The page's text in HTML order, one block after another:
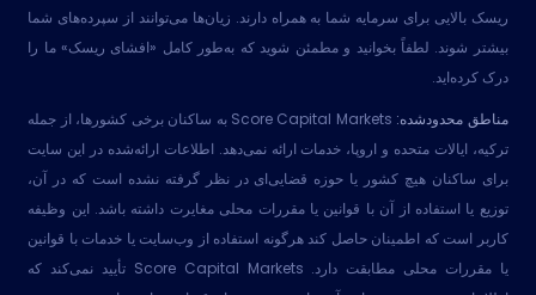
ریسک بالایی برای سرمایه شما به همراه دارند. زیان‌ها می‌توانند از سپرده‌های شما
بیشتر شوند. لطفاً بخوانید و مطمئن شوید که به‌طور کامل «افشای ریسک» ما را
درک کرده‌اید.
مناطق محدودشده:
Score Capital Markets به ساکنان برخی کشورها، از جمله
ترکیه، ایالات متحده و اروپا، خدمات ارائه نمی‌دهد. اطلاعات ارائه‌شده در این سایت
برای ساکنان هیچ کشور یا حوزه قضایی‌ای در نظر گرفته نشده است که در آن،
توزیع یا استفاده از آن با قوانین یا مقررات محلی مغایرت داشته باشد. این وظیفه
کاربر است که اطمینان حاصل کند هرگونه استفاده از وب‌سایت یا خدمات با قوانین
یا مقررات محلی مطابقت دارد. Score Capital Markets تأیید نمی‌کند که